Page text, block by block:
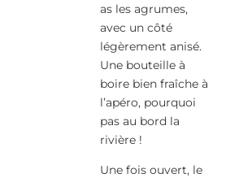
as les agrumes,
avec un côté
légèrement anisé.
Une bouteille à
boire bien fraîche à
l’apéro, pourquoi
pas au bord la
rivière !
Une fois ouvert, le